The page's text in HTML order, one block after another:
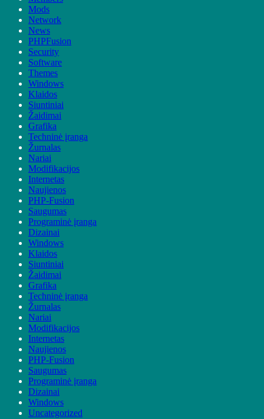
Mods
Network
News
PHPFusion
Security
Software
Themes
Windows
Klaidos
Siuntiniai
Žaidimai
Grafika
Techninė įranga
Žurnalas
Nariai
Modifikacijos
Internetas
Naujienos
PHP-Fusion
Saugumas
Programinė įranga
Dizainai
Windows
Klaidos
Siuntiniai
Žaidimai
Grafika
Techninė įranga
Žurnalas
Nariai
Modifikacijos
Internetas
Naujienos
PHP-Fusion
Saugumas
Programinė įranga
Dizainai
Windows
Uncategorized